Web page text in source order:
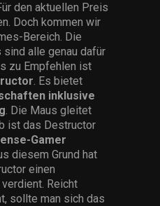
den aktuellen Preis
Doch kommen wir
Bereich. Die
alle genau dafür
zu Empfehlen ist
. Es bietet
inklusive
. Die Maus gleitet
ist das Destructor
Gamer
diesem Grund hat
einen
verdient. Reicht
sollte man sich das